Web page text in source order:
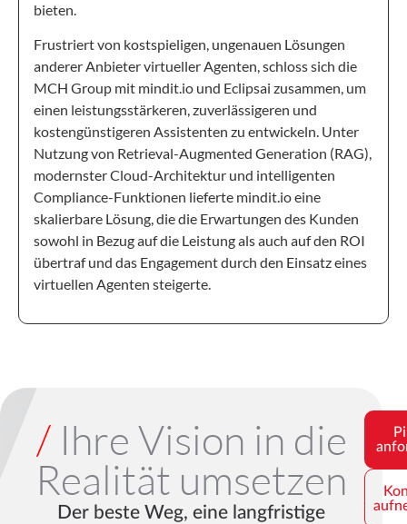
bieten.
Frustriert von kostspieligen, ungenauen Lösungen
anderer Anbieter virtueller Agenten, schloss sich die
MCH Group mit mindit.io und Eclipsai zusammen, um
einen leistungsstärkeren, zuverlässigeren und
kostengünstigeren Assistenten zu entwickeln. Unter
Nutzung von Retrieval-Augmented Generation (RAG),
modernster Cloud-Architektur und intelligenten
Compliance-Funktionen lieferte mindit.io eine
skalierbare Lösung, die die Erwartungen des Kunden
sowohl in Bezug auf die Leistung als auch auf den ROI
übertraf und das Engagement durch den Einsatz eines
virtuellen Agenten steigerte.
/Ihre Vision in die
Realität umsetzen
Der beste Weg, eine langfristige